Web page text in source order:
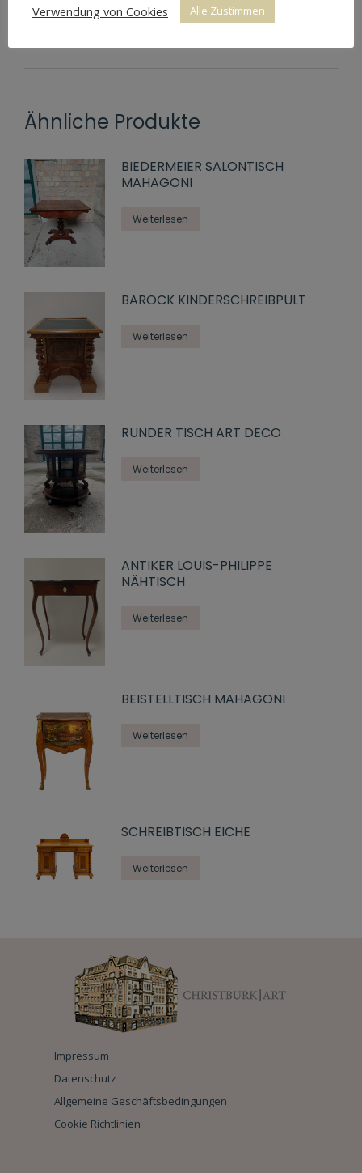
Ähnliche Produkte
BIEDERMEIER SALONTISCH
MAHAGONI
Weiterlesen
BAROCK KINDERSCHREIBPULT
Weiterlesen
RUNDER TISCH ART DECO
Weiterlesen
ANTIKER LOUIS-PHILIPPE
NÄHTISCH
Weiterlesen
BEISTELLTISCH MAHAGONI
Weiterlesen
SCHREIBTISCH EICHE
Weiterlesen
Impressum
Datenschutz
Allgemeine Geschäftsbedingungen
Cookie Richtlinien
Verwendung von Cookies
Alle Zustimmen